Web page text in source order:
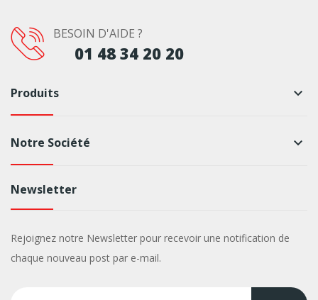
BESOIN D'AIDE ?
01 48 34 20 20
Produits keyboard_arrow_down
Notre Société keyboard_arrow_down
Newsletter
Rejoignez notre Newsletter pour recevoir une notification de
chaque nouveau post par e-mail.